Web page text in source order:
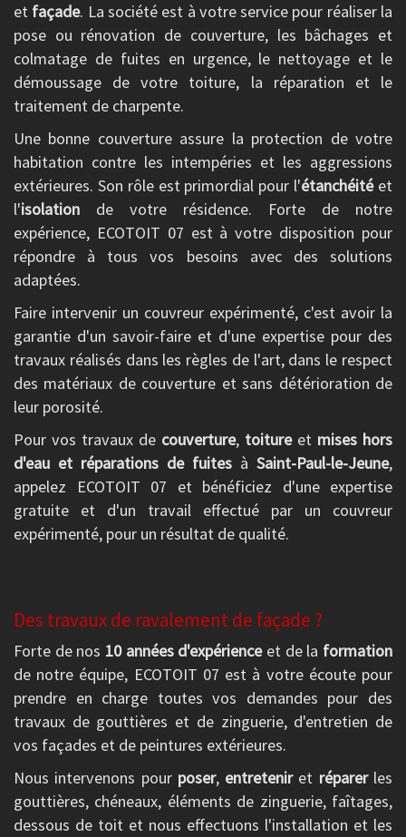
et façade. La société est à votre service pour réaliser la
pose ou rénovation de couverture, les bâchages et
colmatage de fuites en urgence, le nettoyage et le
démoussage de votre toiture, la réparation et le
traitement de charpente.
Une bonne couverture assure la protection de votre
habitation contre les intempéries et les aggressions
extérieures. Son rôle est primordial pour l'étanchéitéet
l'isolation de votre résidence. Forte de notre
expérience, ECOTOIT 07 est à votre disposition pour
répondre à tous vos besoins avec des solutions
adaptées.
Faire intervenir un couvreur expérimenté, c'est avoir la
garantie d'un savoir-faire et d'une expertise pour des
travaux réalisés dans les règles de l'art, dans le respect
des matériaux de couverture et sans détérioration de
leur porosité.
Pour vos travaux de couverture, toitureet mises hors
d'eau et réparations de fuites à Saint-Paul-le-Jeune,
appelez ECOTOIT 07 et bénéficiez d'une expertise
gratuite et d'un travail effectué par un couvreur
expérimenté, pour un résultat de qualité.
Des travaux de ravalement de façade ?
Forte de nos 10 années d'expérienceet de la formation
de notre équipe, ECOTOIT 07 est à votre écoute pour
prendre en charge toutes vos demandes pour des
travaux de gouttières et de zinguerie, d'entretien de
vos façades et de peintures extérieures.
Nous intervenons pour poser, entreteniret réparerles
gouttières, chéneaux, éléments de zinguerie, faîtages,
dessous de toit et nous effectuons l'installation et les